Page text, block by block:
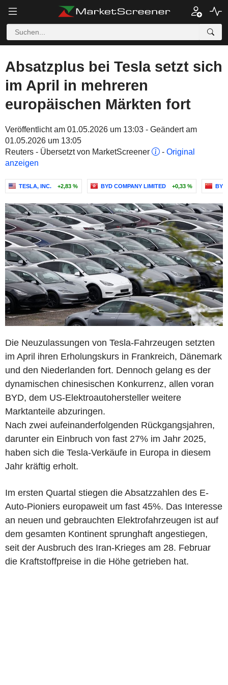
Absatzplus bei Tesla setzt sich
im April in mehreren
europäischen Märkten fort
Veröffentlicht am 01.05.2026 um 13:03 - Geändert am
01.05.2026 um 13:05
Reuters - Übersetzt von MarketScreener
- Original
anzeigen
TESLA, INC. +2,83 % BYD COMPANY LIMITED +0,33 % BYD
Die Neuzulassungen von Tesla-Fahrzeugen setzten
im April ihren Erholungskurs in Frankreich, Dänemark
und den Niederlanden fort. Dennoch gelang es der
dynamischen chinesischen Konkurrenz, allen voran
BYD, dem US-Elektroautohersteller weitere
Marktanteile abzuringen.
Nach zwei aufeinanderfolgenden Rückgangsjahren,
darunter ein Einbruch von fast 27% im Jahr 2025,
haben sich die Tesla-Verkäufe in Europa in diesem
Jahr kräftig erholt.
Im ersten Quartal stiegen die Absatzzahlen des E-
Auto-Pioniers europaweit um fast 45%. Das Interesse
an neuen und gebrauchten Elektrofahrzeugen ist auf
dem gesamten Kontinent sprunghaft angestiegen,
seit der Ausbruch des Iran-Krieges am 28. Februar
die Kraftstoffpreise in die Höhe getrieben hat.